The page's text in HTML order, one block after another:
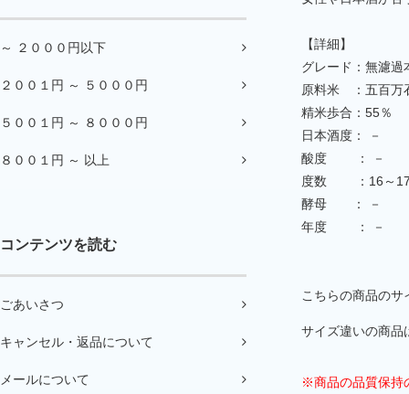
～ ２０００円以下
２００１円 ～ ５０００円
５００１円 ～ ８０００円
８００１円 ～ 以上
コンテンツを読む
ごあいさつ
キャンセル・返品について
メールについて
【詳細】
グレード：無濾
原料米 ：五百万
精米歩合：55％
日本酒度： －
酸度 ： －
度数 ：16～
酵母 ： －
年度 ： －
こちらの商品の
サイズ違いの商
※商品の品質保持